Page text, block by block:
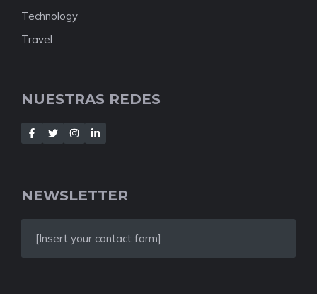
Technology
Travel
NUESTRAS REDES
NEWSLETTER
[Insert your contact form]